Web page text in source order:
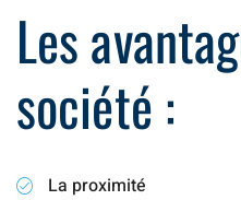
Les
société :
La proximité